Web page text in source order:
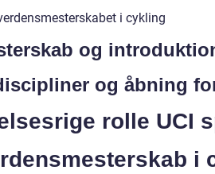
i cykling
og
og åbning
rolle UCI
i